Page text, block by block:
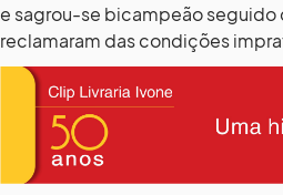
e sagrou-se bicampeão
reclamaram das condições